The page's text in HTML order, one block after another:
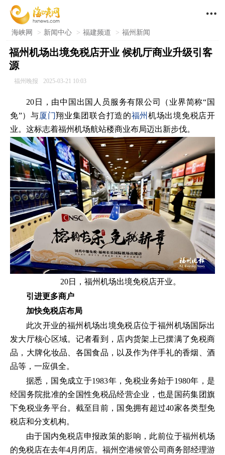

海峡网 > 新闻中心 > 福建频道 > 福州新闻
福州机场出境免税店开业 候机厅商业升级引客
源
福州晚报 2025-03-21 10:03
20日，由中国出国人员服务有限公司（业界简称“国
免”）与厦门翔业集团联合打造的福州机场出境免税店开
业。这标志着福州机场航站楼商业布局迈出新步伐。
20日，福州机场出境免税店开业。
引进更多商户
加快免税店布局
此次开业的福州机场出境免税店位于福州机场国际出
发大厅核心区域。记者看到，店内货架上已摆满了免税商
品，大牌化妆品、各国食品，以及作为伴手礼的香烟、酒
品等，一应俱全。
据悉，国免成立于1983年，免税业务始于1980年，是
经国务院批准的全国性免税品经营企业，也是国药集团旗
下免税业务平台。截至目前，国免拥有超过40家各类型免
税店和分支机构。
由于国内免税店申报政策的影响，此前位于福州机场
的免税店在去年4月闭店。福州空港候管公司商务部经理游